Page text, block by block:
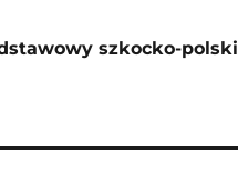
szkocko-polski